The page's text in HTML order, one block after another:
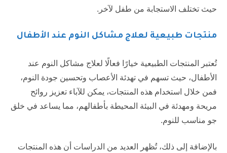
حيث تختلف الاستجابة من طفل لآخر.
منتجات طبيعية لعلاج مشاكل النوم عند الأطفال
تُعتبر المنتجات الطبيعية خيارًا فعالًا لعلاج مشاكل النوم عند
الأطفال، حيث تسهم في تهدئة الأعصاب وتحسين جودة النوم،
فمن خلال استخدام هذه المنتجات، يمكن للآباء تعزيز روائح
مريحة ومهدئة في البيئة المحيطة بأطفالهم، مما يساعد في خلق
جو مناسب للنوم.
بالإضافة إلى ذلك، تُظهر العديد من الدراسات أن هذه المنتجات